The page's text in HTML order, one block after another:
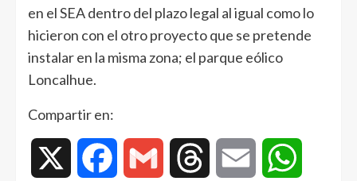
en el SEA dentro del plazo legal al igual como lo
hicieron con el otro proyecto que se pretende
instalar en la misma zona; el parque eólico
Loncalhue.
Compartir en:
Facebook Gmail Threads Email